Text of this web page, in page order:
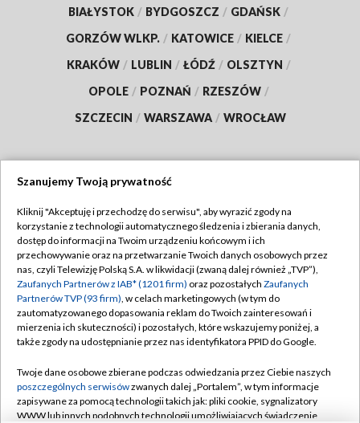
BIAŁYSTOK / BYDGOSZCZ / GDAŃSK /
GORZÓW WLKP. / KATOWICE / KIELCE /
KRAKÓW / LUBLIN / ŁÓDŹ / OLSZTYN /
OPOLE / POZNAŃ / RZESZÓW /
SZCZECIN / WARSZAWA / WROCŁAW
TVP
Abonament TVP
Emisja w TVP
Centrum informacji TVP
Naziemna Telewizja Cyfrowa
Rada Programowa
System NOS
Regulamin TVP
Polityka prywatności
Moje zgody
Pomoc
Kontakt
Szanujemy Twoją prywatność
Kliknij "Akceptuję i przechodzę do serwisu", aby wyrazić zgody na
korzystanie z technologii automatycznego śledzenia i zbierania danych,
dostęp do informacji na Twoim urządzeniu końcowym i ich
przechowywanie oraz na przetwarzanie Twoich danych osobowych przez
nas, czyli Telewizję Polską S.A. w likwidacji (zwaną dalej również „TVP”),
Zaufanych Partnerów z IAB* (1201 firm) oraz pozostałych Zaufanych
Partnerów TVP (93 firm), w celach marketingowych (w tym do
zautomatyzowanego dopasowania reklam do Twoich zainteresowań i
mierzenia ich skuteczności) i pozostałych, które wskazujemy poniżej, a
także zgody na udostępnianie przez nas identyfikatora PPID do Google.
Twoje dane osobowe zbierane podczas odwiedzania przez Ciebie naszych
poszczególnych serwisówzwanych dalej „Portalem”, w tym informacje
zapisywane za pomocą technologii takich jak: pliki cookie, sygnalizatory
WWW lub innych podobnych technologii umożliwiających świadczenie